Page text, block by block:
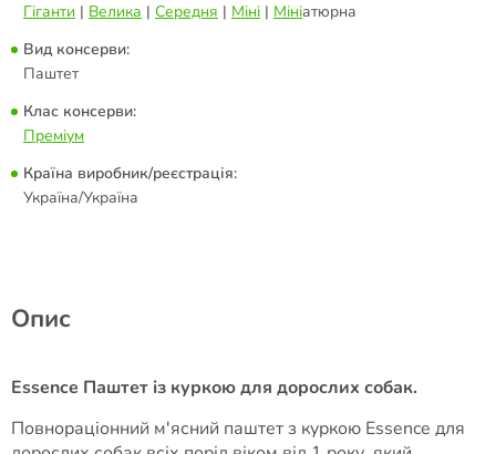
Гіганти | Велика | Середня | Міні | Мініатюрна
Вид консерви:
Паштет
Клас консерви:
Преміум
Країна виробник/реєстрація:
Україна/Україна
Опис
Essence Паштет із куркою для дорослих собак.
Повнораціонний м'ясний паштет з куркою Essence для